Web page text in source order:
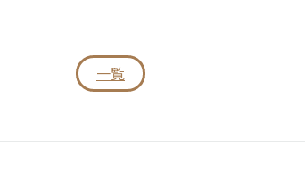
一覧